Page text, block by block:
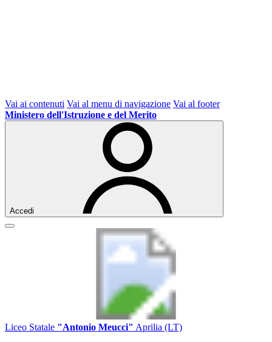
Vai ai contenuti Vai al menu di navigazione Vai al footer
Ministero dell'Istruzione e del Merito
Accedi
Liceo Statale "Antonio Meucci" Aprilia (LT)